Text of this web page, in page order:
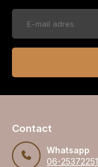
Contact
Whatsapp
06-25372251